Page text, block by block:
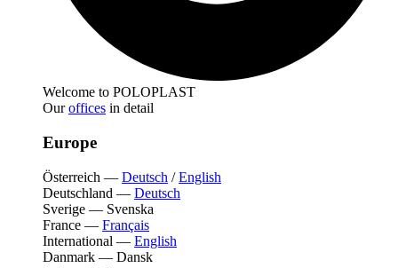
Welcome to POLOPLAST
Ouroffices in detail
Europe
Österreich — Deutsch /English
Deutschland — Deutsch
Sverige — Svenska
France — Français
International — English
Danmark — Dansk